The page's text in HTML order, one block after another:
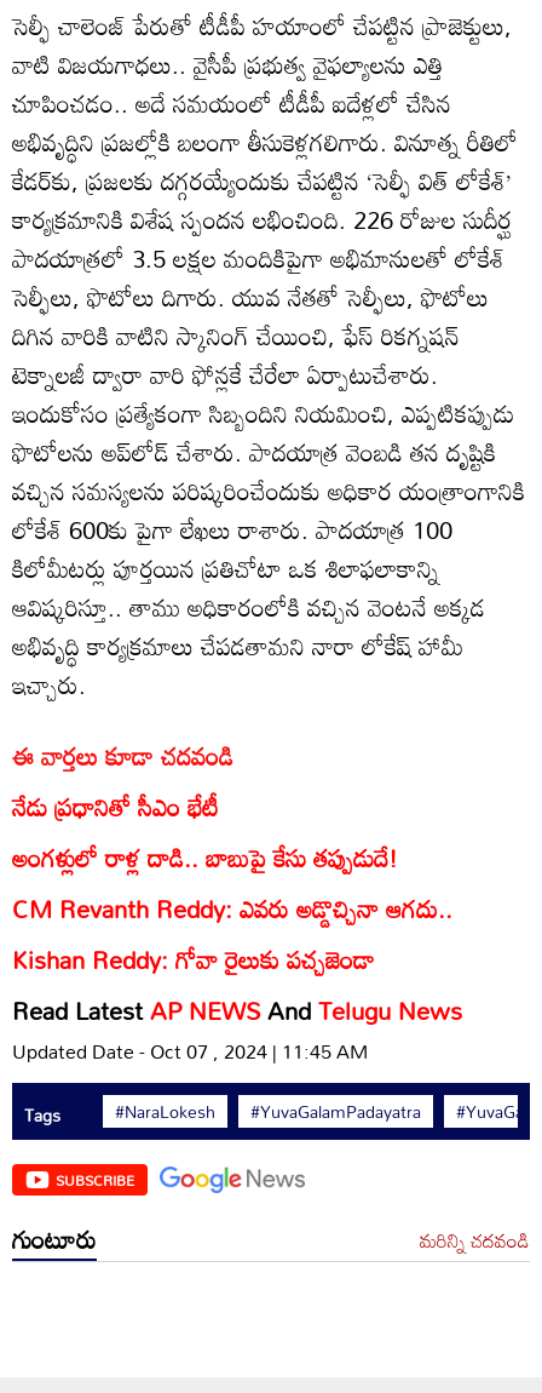
సెల్ఫీ చాలెంజ్‌ పేరుతో టీడీపీ హయాంలో చేపట్టిన ప్రాజెక్టులు,
వాటి విజయగాధలు.. వైసీపీ ప్రభుత్వ వైఫల్యాలను ఎత్తి
చూపించడం.. అదే సమయంలో టీడీపీ ఐదేళ్లలో చేసిన
అభివృద్ధిని ప్రజల్లోకి బలంగా తీసుకెళ్లగలిగారు. వినూత్న రీతిలో
కేడర్‌కు, ప్రజలకు దగ్గరయ్యేందుకు చేపట్టిన ‘సెల్ఫీ విత్‌ లోకేశ్‌’
కార్యక్రమానికి విశేష స్పందన లభించింది. 226 రోజుల సుదీర్ఘ
పాదయాత్రలో 3.5 లక్షల మందికిపైగా అభిమానులతో లోకేశ్‌
సెల్ఫీలు, ఫొటోలు దిగారు. యువ నేతతో సెల్ఫీలు, ఫొటోలు
దిగిన వారికి వాటిని స్కానింగ్‌ చేయించి, ఫేస్‌ రికగ్నషన్‌
టెక్నాలజీ ద్వారా వారి ఫోన్లకే చేరేలా ఏర్పాటుచేశారు.
ఇందుకోసం ప్రత్యేకంగా సిబ్బందిని నియమించి, ఎప్పటికప్పుడు
ఫొటోలను అప్‌లోడ్‌ చేశారు. పాదయాత్ర వెంబడి తన దృష్టికి
వచ్చిన సమస్యలను పరిష్కరించేందుకు అధికార యంత్రాంగానికి
లోకేశ్‌ 600కు పైగా లేఖలు రాశారు. పాదయాత్ర 100
కిలోమీటర్లు పూర్తయిన ప్రతిచోటా ఒక శిలాఫలాకాన్ని
ఆవిష్కరిస్తూ.. తాము అధికారంలోకి వచ్చిన వెంటనే అక్కడ
అభివృద్ధి కార్యక్రమాలు చేపడతామని నారా లోకేష్ హామీ
ఇచ్చారు.
ఈ వార్తలు కూడా చదవండి
నేడు ప్రధానితో సీఎం భేటీ
అంగళ్లులో రాళ్ల దాడి.. బాబుపై కేసు తప్పుడుదే!
CM Revanth Reddy: ఎవరు అడ్డొచ్చినా ఆగదు..
Kishan Reddy: గోవా రైలుకు పచ్చజెండా
Read LatestAP NEWSAndTelugu News
Updated Date - Oct 07 , 2024 | 11:45 AM
Tags #NaraLokesh #YuvaGalamPadayatra
SUBSCRIBE
గుంటూరు మరిన్ని చదవండి